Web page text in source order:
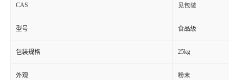
CAS 见包装
型号 食品级
包装规格 25kg
外观 粉末